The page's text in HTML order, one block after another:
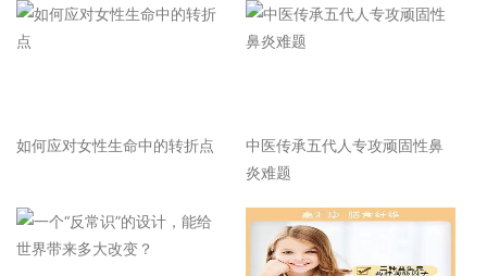
如何应对女性生命中的转折点
中医传承五代人专攻顽固性鼻
炎难题